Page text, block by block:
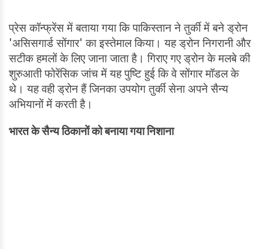
प्रेस कॉन्फ्रेंस में बताया गया कि पाकिस्तान ने तुर्की में बने ड्रोन
'असिसगार्ड सोंगार' का इस्तेमाल किया। यह ड्रोन निगरानी और
सटीक हमलों के लिए जाना जाता है। गिराए गए ड्रोन के मलबे की
शुरुआती फोरेंसिक जांच में यह पुष्टि हुई कि वे सोंगार मॉडल के
थे। यह वही ड्रोन हैं जिनका उपयोग तुर्की सेना अपने सैन्य
अभियानों में करती है।
भारत के सैन्य ठिकानों को बनाया गया निशाना